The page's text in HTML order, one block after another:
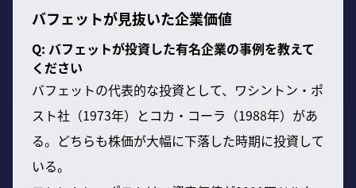
バフェットが見抜いた企業価値
Q: バフェットが投資した有名企業の事例を教えて
ください
バフェットの代表的な投資として、ワシントン・ポ
スト社（1973年）とコカ・コーラ（1988年）があ
る。どちらも株価が大幅に下落した時期に投資して
いる。